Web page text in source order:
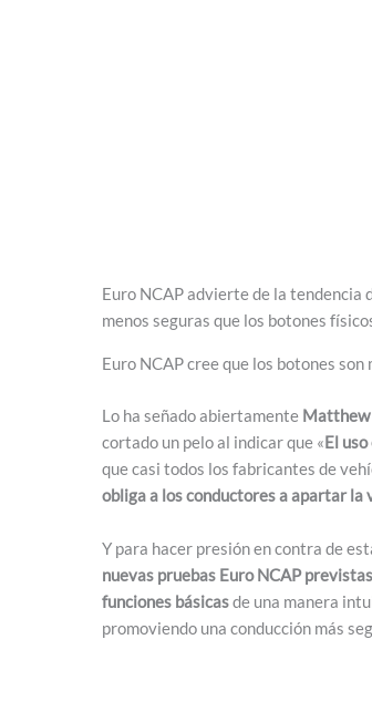
Euro NCAP advierte de la
menos seguras que los botones
Euro NCAP cree que los botones
Lo ha señado abiertamente Matthew
cortado un pelo al indicar que «El
que casi todos los fabricantes de
obliga a los conductores a apartar
Y para hacer presión en contra de
nuevas pruebas Euro NCAP
funciones básicasde una manera
promoviendo una conducción más